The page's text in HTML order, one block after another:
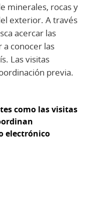
minerales, rocas y
exterior. A través
acercar las
a conocer las
Las visitas
previa.
como las visitas
electrónico